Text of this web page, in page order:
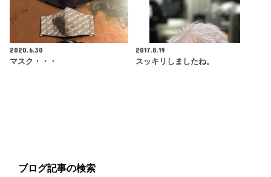
2020.6.30
マスク・・・
2017.8.19
スッキリしましたね。
ブログ記事の検索